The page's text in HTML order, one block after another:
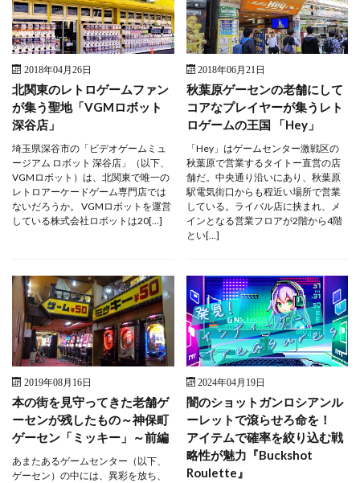
2018年04月26日
北関東のレトロゲームファン
が集う聖地「VGMロボット
深谷店」
埼玉県深谷市の「ビデオゲームミュ
ージアム ロボット 深谷店」（以下、
VGMロボット）は、北関東で唯一の
レトロアーケードゲーム専門店では
ないだろうか。 VGMロボットを運営
している株式会社ロボットは20[…]
2018年06月21日
秋葉原ゲーセンの老舗にして
コアなプレイヤーが集うレト
ロゲームの王国 「Hey」
「Hey」はゲームセンター激戦区の
秋葉原で営業するタイトー直営の店
舗だ。中央通り沿いにあり、秋葉原
駅電気街口からも程近い場所で営業
している。ライバル店に挟まれ、メ
インとなる営業フロアが2階から4階
とい[…]
2019年08月16日
本の街を見守ってきた老舗ゲ
ーセンが残したもの～神保町
ゲーセン「ミッキー」～前編
あまたあるゲームセンター（以下、
ゲーセン）の中には、異彩を放ち、
2024年04月19日
闇のショットガンロシアンル
ーレットで滾らせろ命を！
アイテムで確率を絞り込む戦
略性が魅力『Buckshot
Roulette』